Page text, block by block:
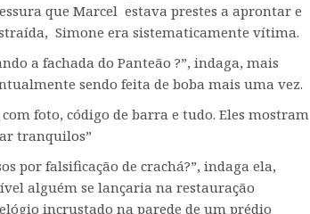
que Marcel estava prestes a aprontar e
Simone era sistematicamente vítima.
a fachada do Panteão ?”, indaga, mais
sendo feita de boba mais uma vez.
foto, código de barra e tudo. Eles mostram
tranquilos”
por falsificação de crachá?”, indaga ela,
alguém se lançaria na restauração
incrustado na parede de um prédio